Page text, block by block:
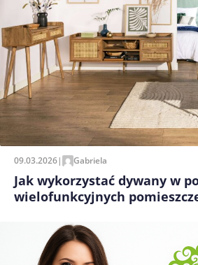
09.03.2026| Gabriela
Jak wykorzystać dywany w
wielofunkcyjnych